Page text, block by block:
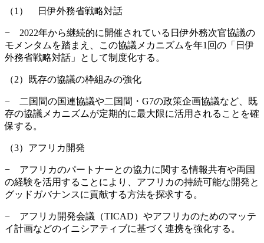
（1） 日伊外務省戦略対話
− 2022年から継続的に開催されている日伊外務次官協議の
モメンタムを踏まえ、この協議メカニズムを年1回の「日伊
外務省戦略対話」として制度化する。
（2）既存の協議の枠組みの強化
− 二国間の国連協議や二国間・G7の政策企画協議など、既
存の協議メカニズムが定期的に最大限に活用されることを確
保する。
（3）アフリカ開発
− アフリカのパートナーとの協力に関する情報共有や両国
の経験を活用することにより、アフリカの持続可能な開発と
グッドガバナンスに貢献する方法を探求する。
− アフリカ開発会議（TICAD）やアフリカのためのマッテ
イ計画などのイニシアティブに基づく連携を強化する。